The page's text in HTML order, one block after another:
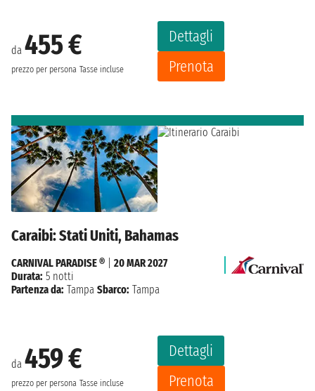
da 455 €
prezzo per persona Tasse incluse
Dettagli
Prenota
Caraibi: Stati Uniti, Bahamas
da 459 €
prezzo per persona Tasse incluse
Dettagli
Prenota
CARNIVAL PARADISE ®
20 MAR 2027
Durata: 5 notti
Partenza da: Tampa Sbarco: Tampa